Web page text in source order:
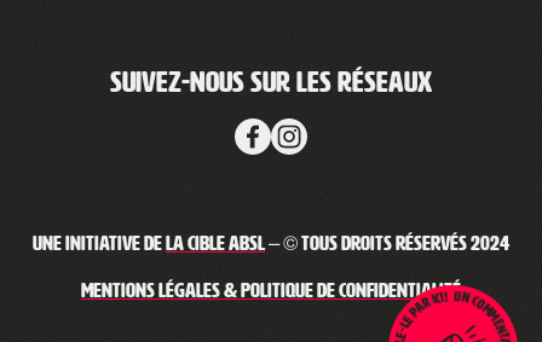
Suivez-nous sur les réseaux
Une initiative deLa Cible ABSL– © Tous droits réservés 2024
Mentions légales & Politique de confidentialité